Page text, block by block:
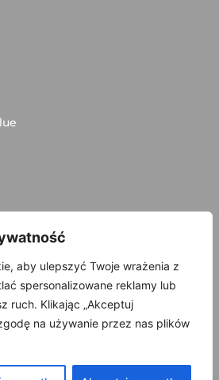
aby ulepszyć Twoje wrażenia z
spersonalizowane reklamy lub
ruch. Klikając „Akceptuj
na używanie przez nas plików